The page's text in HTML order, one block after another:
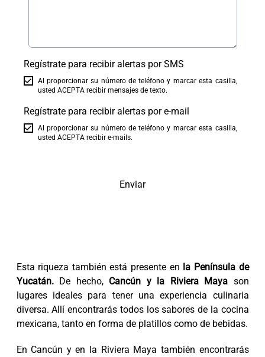
Regístrate para recibir alertas por SMS
Al proporcionar su número de teléfono y marcar esta casilla,
usted ACEPTA recibir mensajes de texto.
Regístrate para recibir alertas por e-mail
Al proporcionar su número de teléfono y marcar esta casilla,
usted ACEPTA recibir e-mails.
Enviar
Esta riqueza también está presente en la Península de
Yucatán.De hecho, Cancún y la Riviera Maya son
lugares ideales para tener una experiencia culinaria
diversa. Allí encontrarás todos los sabores de la cocina
mexicana, tanto en forma de platillos como de bebidas.
En Cancún y en la Riviera Maya también encontrarás